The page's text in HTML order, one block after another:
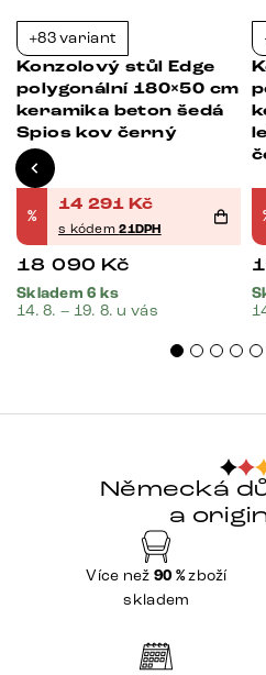
+83 variant
Konzolový stůl Edge
polygonální 180×50 cm
keramika beton šedá
Spios kov černý
%
14 291 Kč
s kódem21DPH
18 090 Kč
Skladem 6 ks
14. 8. – 19. 8. u vás
Německá
a
Více než 90 %zboží
skladem